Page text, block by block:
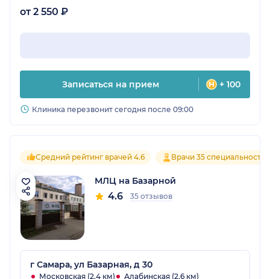
от 2 550 ₽
Записаться на прием + 100
Клиника перезвонит сегодня после 09:00
Средний рейтинг врачей 4.6 Врачи 35 специальностей
МЛЦ на Базарной
4.6 35 отзывов
г Самара, ул Базарная, д 30
Московская (2.4 км) Алабинская (2.6 км)